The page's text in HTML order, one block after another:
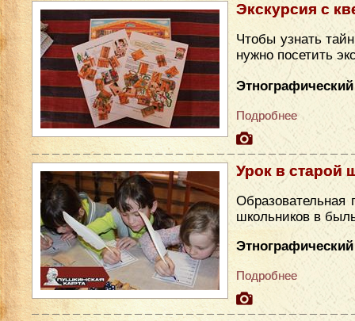
Экскурсия с
Чтобы узнать
нужно посетить
Подробнее
Урок в старой
школьников в
Подробнее